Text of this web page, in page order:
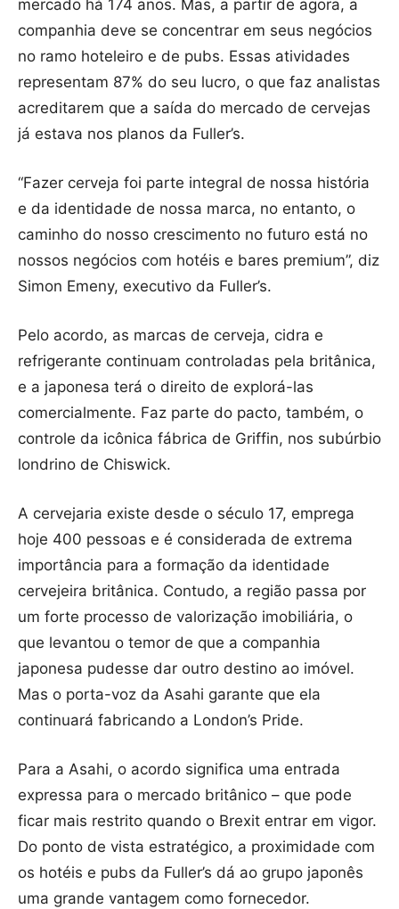
mercado há 174 anos. Mas, a partir de agora, a
companhia deve se concentrar em seus negócios
no ramo hoteleiro e de pubs. Essas atividades
representam 87% do seu lucro, o que faz analistas
acreditarem que a saída do mercado de cervejas
já estava nos planos da Fuller’s.
“Fazer cerveja foi parte integral de nossa história
e da identidade de nossa marca, no entanto, o
caminho do nosso crescimento no futuro está no
nossos negócios com hotéis e bares premium”, diz
Simon Emeny, executivo da Fuller’s.
Pelo acordo, as marcas de cerveja, cidra e
refrigerante continuam controladas pela britânica,
e a japonesa terá o direito de explorá-las
comercialmente. Faz parte do pacto, também, o
controle da icônica fábrica de Griffin, nos subúrbio
londrino de Chiswick.
A cervejaria existe desde o século 17, emprega
hoje 400 pessoas e é considerada de extrema
importância para a formação da identidade
cervejeira britânica. Contudo, a região passa por
um forte processo de valorização imobiliária, o
que levantou o temor de que a companhia
japonesa pudesse dar outro destino ao imóvel.
Mas o porta-voz da Asahi garante que ela
continuará fabricando a London’s Pride.
Para a Asahi, o acordo significa uma entrada
expressa para o mercado britânico – que pode
ficar mais restrito quando o Brexit entrar em vigor.
Do ponto de vista estratégico, a proximidade com
os hotéis e pubs da Fuller’s dá ao grupo japonês
uma grande vantagem como fornecedor.